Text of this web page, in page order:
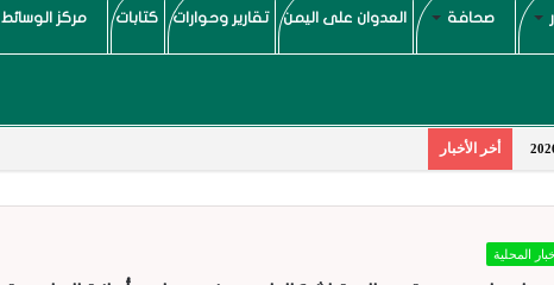
صحافة العدوان على اليمن تقارير وحوارات كتابات مركز الوسائط
أخر الأخبار
المحلية